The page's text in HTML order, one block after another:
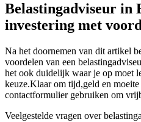
Belastingadviseur in
investering met
Na het doornemen van dit artikel
voordelen van een
het ook duidelijk waar je op moet
keuze.Klaar om tijd,geld en moeite
contactformulier gebruiken om
Veelgestelde vragen over